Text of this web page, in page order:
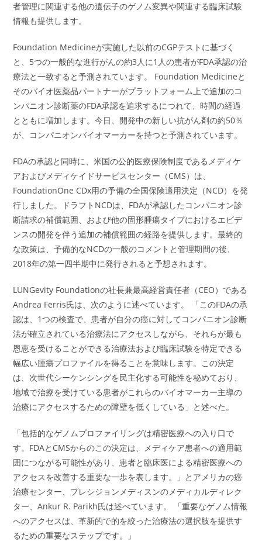
者管理に関連する他の遺伝子のゲノム変異や関連する臨床試験
情報も提供します。
Foundation Medicineが実施した以前のCGPテストに基づく
と、5つの一般的な進行がんの約3人に1人の患者がFDA承認の治
療法と一致すると予測されています。 Foundation Medicineと
そのバイオ医薬品パートナーがプラットフォーム上で追加のコ
ンパニオン診断薬のFDA承認を追求するにつれて、時間の経過
とともに増加します。今日、開発中の新しい抗がん剤の約50％
が、コンパニオンバイオマーカーを持つと予測されています。
FDAの承認と同時に、米国の公的医療保険制度であるメディケ
アおよびメディケイドサービスセンター（CMS）は、
FoundationOne CDx用の予備の全国保険適用決定（NCD）を発
行しました。ドラフトNCDは、FDAが承認したコンパニオン診
断請求の補償範囲、および他の固形腫瘍タイプにおけるエビデ
ンスの開発を伴う追加の補償範囲の経路を提供します。最終的
な政策は、予備的なNCDの一般のコメントと管理期間の後、
2018年の第一四半期中に発行されると予想されます。
LUNGevity Foundationの社長兼最高経営責任者（CEO）である
Andrea Ferris氏は、次のように述べています。 「このFDAの承
認は、1つの検査で、患者が自分の癌に対してコンパニオン診断
法が確立されている治療法にアクセスしながら、それらが最も
恩恵を受けることができる治療法および臨床試験を特定できる
幅広い腫瘍プロファイルを得ることを意味します。この決定
は、次世代シーケンシングを民主化する可能性を秘めており、
地域で治療を受けている患者がこれらのバイオマーカー主導の
治療にアクセスするための障壁を低くしている」と述べた。
「包括的なゲノムプロファイリングは精密医療への入り口で
す。FDAとCMSからのこの決定は、メディケア患者への適用範
囲につながる可能性があり、患者と臨床医による精密医療への
アクセスを改善する重要な一歩を表します。」とアメリカの癌
治療センター、プレシジョンメディスンのメディカルディレク
ター、Ankur R. Parikh氏は述べています。 「重要なゲノム情報
へのアクセスは、革新的で的を絞った治療法の選択肢を提供す
るための重要なステップです。」